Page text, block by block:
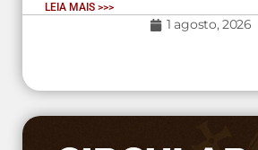
LEIA MAIS >>>
1 agosto, 2026